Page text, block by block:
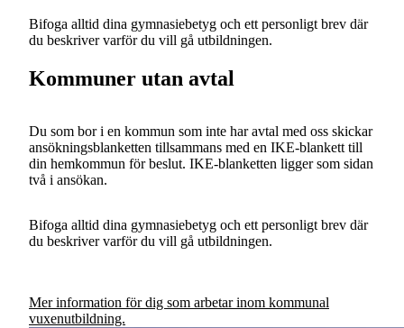
Bifoga alltid dina gymnasiebetyg och ett personligt brev där
du beskriver varför du vill gå utbildningen.
Kommuner utan avtal
Du som bor i en kommun som inte har avtal med oss skickar
ansökningsblanketten tillsammans med en IKE-blankett till
din hemkommun för beslut. IKE-blanketten ligger som sidan
två i ansökan.
Bifoga alltid dina gymnasiebetyg och ett personligt brev där
du beskriver varför du vill gå utbildningen.
Mer information för dig som arbetar inom kommunal
vuxenutbildning.